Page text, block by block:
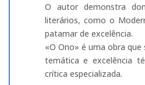
O autor demonstra
literários, como o
patamar de excelência.
«O Ono» é uma obra
temática e excelência
crítica especializada.